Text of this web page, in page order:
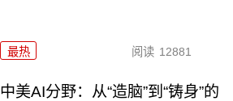
最热 阅读 12881
中美AI分野：从“造脑”到“铸身”的